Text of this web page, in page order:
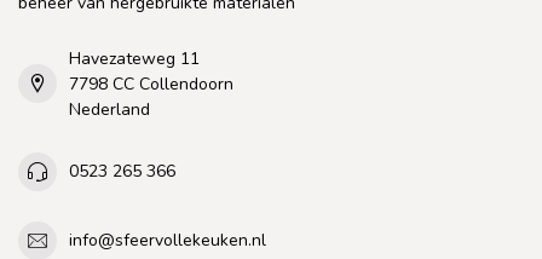
Havezateweg 11
7798 CC Collendoorn
Nederland
0523 265 366
info@sfeervollekeuken.nl